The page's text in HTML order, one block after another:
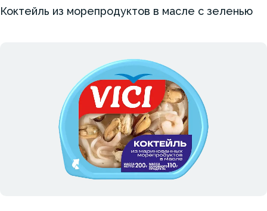
Коктейль из морепродуктов в масле с зеленью